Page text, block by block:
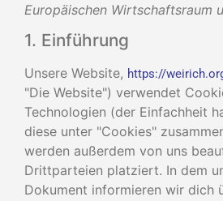
Europäischen Wirtschaftsraum
1. Einführung
Unsere Website, https://
"Die Website") verwendet
Technologien (der Einfachheit
diese unter "Cookies"
werden außerdem von uns
Drittparteien platziert. In dem
Dokument informieren wir dich